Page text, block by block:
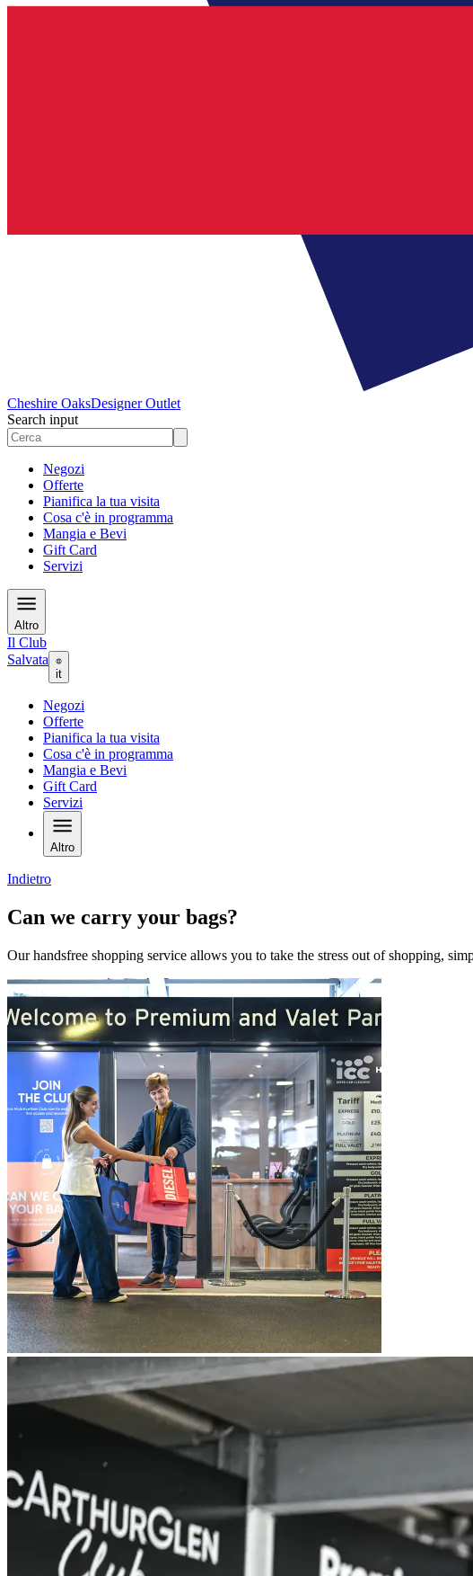
Cheshire OaksDesigner Outlet
Search input
Negozi
Offerte
Pianifica la tua visita
Cosa c'è in programma
Mangia e Bevi
Gift Card
Servizi
Altro
Il Club
Salvata
it
Negozi
Offerte
Pianifica la tua visita
Cosa c'è in programma
Mangia e Bevi
Gift Card
Servizi
Altro
Indietro
Can we carry your bags?
Our handsfree shopping service allows you to take the stress out of shopping,